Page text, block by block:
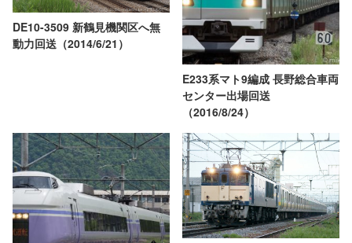
DE10-3509 新鶴見機関区へ無
動力回送（2014/6/21）
E233系マト9編成 長野総合車両
センター出場回送
（2016/8/24）